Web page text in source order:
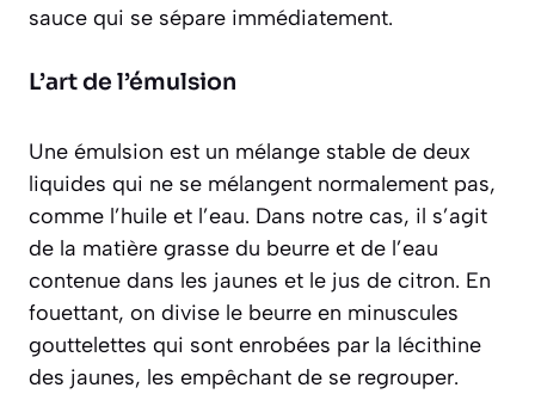
sauce qui se sépare immédiatement.
L’art de l’émulsion
Une émulsion est un mélange stable de deux
liquides qui ne se mélangent normalement pas,
comme l’huile et l’eau. Dans notre cas, il s’agit
de la matière grasse du beurre et de l’eau
contenue dans les jaunes et le jus de citron. En
fouettant, on divise le beurre en minuscules
gouttelettes qui sont enrobées par la lécithine
des jaunes, les empêchant de se regrouper.